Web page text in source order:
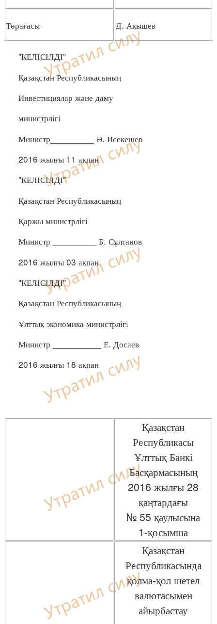
Төрағасы Д. Ақышев
"КЕЛІСІЛДІ"
Қазақстан Республикасының
Инвестициялар және даму
министрлігі
Министр_________ Ә. Исекешев
2016 жылғы 11 ақпан
"КЕЛІСІЛДІ"
Қазақстан Республикасының
Қаржы министрлігі
Министр _________ Б. Сұлтанов
2016 жылғы 03 ақпан
"КЕЛІСІЛДІ"
Қазақстан Республикасының
Ұлттық экономика министрлігі
Министр __________ Е. Досаев
2016 жылғы 18 ақпан
Қазақстан
Республикасы
Ұлттық Банкі
Басқармасының
2016 жылғы 28
қаңтардағы
№ 55 қаулысына
1-қосымша
Қазақстан
Республикасында
қолма-қол шетел
валютасымен
айырбастау